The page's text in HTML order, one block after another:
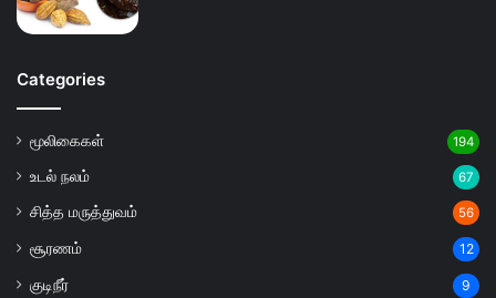
Categories
மூலிகைகள் 194
உடல் நலம் 67
சித்த மருத்துவம் 56
சூரணம் 12
குடிநீர் 9